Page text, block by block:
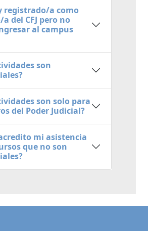
registrado/a como
del CFJ pero no
al campus
son
son solo para
del Poder Judicial?
mi asistencia
que no son